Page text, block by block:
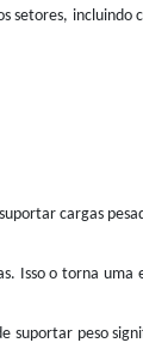
setores,
cargas
Isso o torna uma
suportar peso